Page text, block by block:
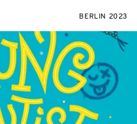
BERLIN 2023